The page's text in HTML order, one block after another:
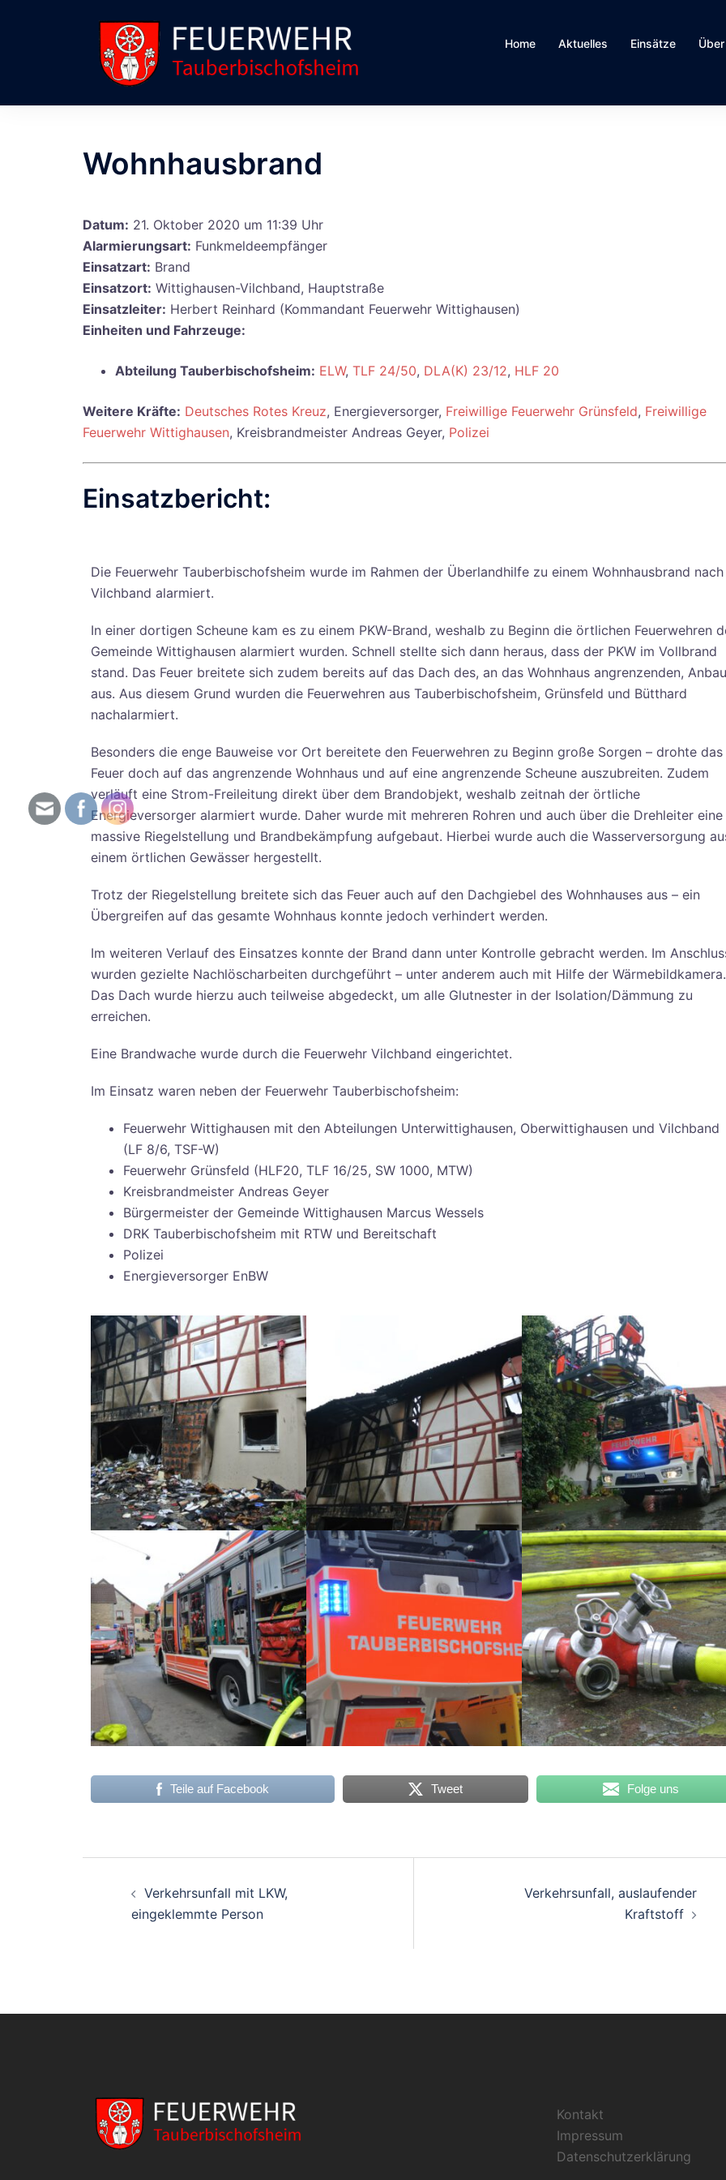
Home Aktuelles Einsätze
Wohnhausbrand
Datum: 21. Oktober 2020 um 11:39 Uhr
Alarmierungsart: Funkmeldeempfänger
Einsatzart: Brand
Einsatzort: Wittighausen-Vilchband, Hauptstraße
Einsatzleiter: Herbert Reinhard (Kommandant Feuerwehr Wittighausen)
Einheiten und Fahrzeuge:
Abteilung Tauberbischofsheim: ELW, TLF 24/50, DLA(K) 23/12, HLF 20
Weitere Kräfte: Deutsches Rotes Kreuz, Energieversorger, Freiwillige Feuerwehr Grünsfeld, Freiwillige
Feuerwehr Wittighausen, Kreisbrandmeister Andreas Geyer, Polizei
Einsatzbericht:
Die Feuerwehr Tauberbischofsheim wurde im Rahmen der Überlandhilfe zu einem Wohnhausbrand nach
Vilchband alarmiert.
In einer dortigen Scheune kam es zu einem PKW-Brand, weshalb zu Beginn die örtlichen Feuerwehren
Gemeinde Wittighausen alarmiert wurden. Schnell stellte sich dann heraus, dass der PKW im Vollbrand
stand. Das Feuer breitete sich zudem bereits auf das Dach des, an das Wohnhaus angrenzenden,
aus. Aus diesem Grund wurden die Feuerwehren aus Tauberbischofsheim, Grünsfeld und Bütthard
nachalarmiert.
Besonders die enge Bauweise vor Ort bereitete den Feuerwehren zu Beginn große Sorgen – drohte das
Feuer doch auf das angrenzende Wohnhaus und auf eine angrenzende Scheune auszubreiten. Zudem
verläuft eine Strom-Freileitung direkt über dem Brandobjekt, weshalb zeitnah der örtliche
Energieversorger alarmiert wurde. Daher wurde mit mehreren Rohren und auch über die Drehleiter eine
massive Riegelstellung und Brandbekämpfung aufgebaut. Hierbei wurde auch die Wasserversorgung
einem örtlichen Gewässer hergestellt.
Trotz der Riegelstellung breitete sich das Feuer auch auf den Dachgiebel des Wohnhauses aus – ein
Übergreifen auf das gesamte Wohnhaus konnte jedoch verhindert werden.
Im weiteren Verlauf des Einsatzes konnte der Brand dann unter Kontrolle gebracht werden. Im
wurden gezielte Nachlöscharbeiten durchgeführt – unter anderem auch mit Hilfe der Wärmebildkamera.
Das Dach wurde hierzu auch teilweise abgedeckt, um alle Glutnester in der Isolation/Dämmung zu
erreichen.
Eine Brandwache wurde durch die Feuerwehr Vilchband eingerichtet.
Im Einsatz waren neben der Feuerwehr Tauberbischofsheim:
Feuerwehr Wittighausen mit den Abteilungen Unterwittighausen, Oberwittighausen und Vilchband
(LF 8/6, TSF-W)
Feuerwehr Grünsfeld (HLF20, TLF 16/25, SW 1000, MTW)
Kreisbrandmeister Andreas Geyer
Bürgermeister der Gemeinde Wittighausen Marcus Wessels
DRK Tauberbischofsheim mit RTW und Bereitschaft
Polizei
Energieversorger EnBW
Teile auf Facebook Tweet Folge uns
Verkehrsunfall mit LKW,
eingeklemmte Person
Verkehrsunfall, auslaufender
Kraftstoff
Kontakt
Impressum
Datenschutzerklärung